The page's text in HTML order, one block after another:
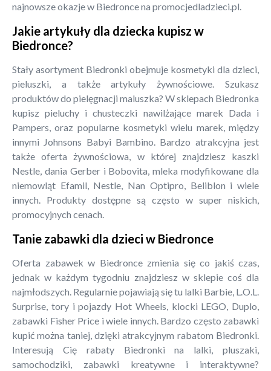
najnowsze okazje w Biedronce na promocjedladzieci.pl.
Jakie artykuły dla dziecka kupisz w
Biedronce?
Stały asortyment Biedronki obejmuje kosmetyki dla dzieci,
pieluszki, a także artykuły żywnościowe. Szukasz
produktów do pielęgnacji maluszka? W sklepach Biedronka
kupisz pieluchy i chusteczki nawilżające marek Dada i
Pampers, oraz popularne kosmetyki wielu marek, między
innymi Johnsons Babyi Bambino. Bardzo atrakcyjna jest
także oferta żywnościowa, w której znajdziesz kaszki
Nestle, dania Gerber i Bobovita, mleka modyfikowane dla
niemowląt Efamil, Nestle, Nan Optipro, Beliblon i wiele
innych. Produkty dostępne są często w super niskich,
promocyjnych cenach.
Tanie zabawki dla dzieci w Biedronce
Oferta zabawek w Biedronce zmienia się co jakiś czas,
jednak w każdym tygodniu znajdziesz w sklepie coś dla
najmłodszych. Regularnie pojawiają się tu lalki Barbie, L.O.L.
Surprise, tory i pojazdy Hot Wheels, klocki LEGO, Duplo,
zabawki Fisher Price i wiele innych. Bardzo często zabawki
kupić można taniej, dzięki atrakcyjnym rabatom Biedronki.
Interesują Cię rabaty Biedronki na lalki, pluszaki,
samochodziki, zabawki kreatywne i interaktywne?